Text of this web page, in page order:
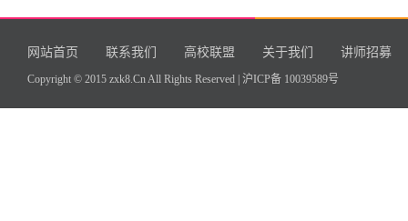
网站首页 联系我们 高校联盟 关于我们 讲师招募
Copyright © 2015 zxk8.Cn All Rights Reserved | 沪ICP备 10039589号